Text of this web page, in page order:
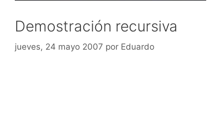
Demostración recursiva
jueves, 24 mayo 2007 por Eduardo